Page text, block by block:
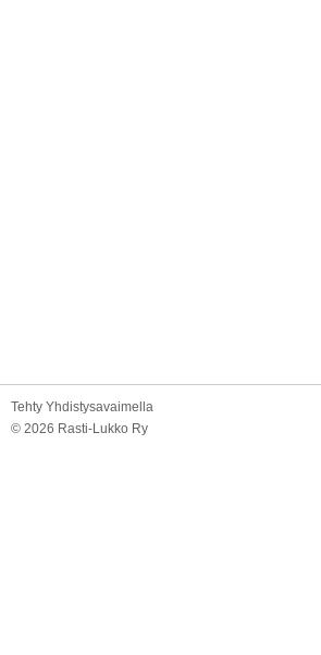
Tehty Yhdistysavaimella
© 2026 Rasti-Lukko Ry